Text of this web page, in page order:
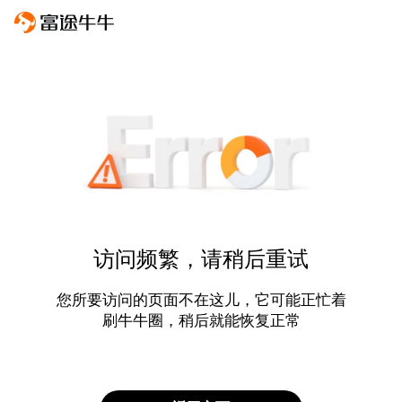
访问频繁，请稍后重试
您所要访问的页面不在这儿，它可能正忙着
刷牛牛圈，稍后就能恢复正常